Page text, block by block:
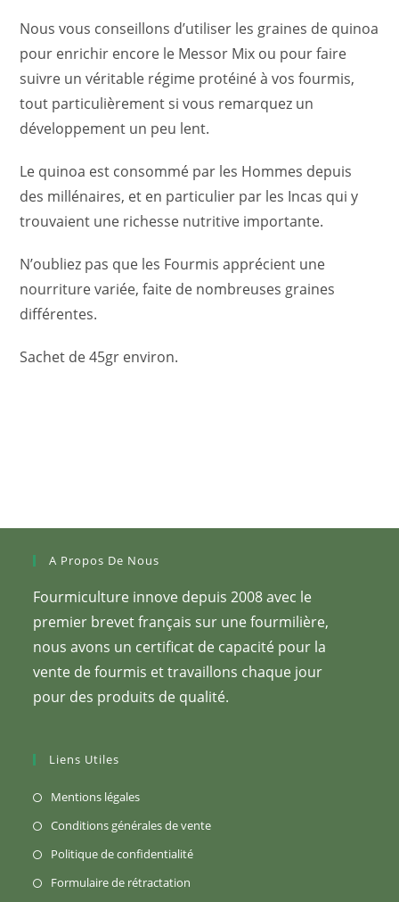
Nous vous conseillons d’utiliser les graines de quinoa
pour enrichir encore le Messor Mix ou pour faire
suivre un véritable régime protéiné à vos fourmis,
tout particulièrement si vous remarquez un
développement un peu lent.
Le quinoa est consommé par les Hommes depuis
des millénaires, et en particulier par les Incas qui y
trouvaient une richesse nutritive importante.
N’oubliez pas que les Fourmis apprécient une
nourriture variée, faite de nombreuses graines
différentes.
Sachet de 45gr environ.
A Propos De Nous
Fourmiculture innove depuis 2008 avec le
premier brevet français sur une fourmilière,
nous avons un certificat de capacité pour la
vente de fourmis et travaillons chaque jour
pour des produits de qualité.
Liens Utiles
Mentions légalesS’ouvre
nouvel
onglet
Conditions générales de venteS’ouvre
Politique de confidentialitéS’ouvre
Formulaire de rétractation